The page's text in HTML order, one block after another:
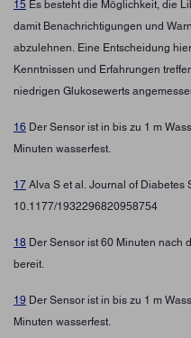
15 Es besteht die Möglichkeit, die
damit Benachrichtigungen und
abzulehnen. Eine Entscheidung
Kenntnissen und Erfahrungen
niedrigen Glukosewerts
16 Der Sensor ist in bis zu 1 m
Minuten wasserfest.
17 Alva S et al. Journal of Diabetes
10.1177/1932296820958754
18 Der Sensor ist 60 Minuten nach
bereit.
19 Der Sensor ist in bis zu 1 m
Minuten wasserfest.